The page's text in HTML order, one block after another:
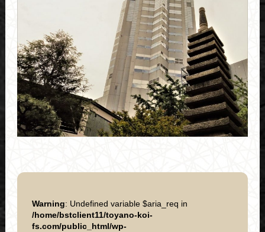
Warning: Undefined variable $aria_req in
/home/bstclient11/toyano-koi-
fs.com/public_html/wp-